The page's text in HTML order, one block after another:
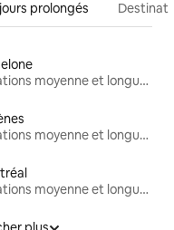
prolongés
Locations moyenne et longue durée
Locations moyenne et longue durée
Locations moyenne et longue durée